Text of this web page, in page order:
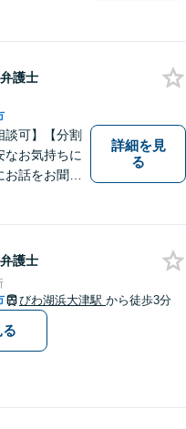
弁護士
談可】【分割
なお気持ちに
話をお聞き
詳細を見
る
弁護士
びわ湖浜大津駅 から徒歩3分